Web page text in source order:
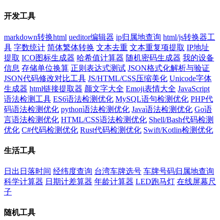
开发工具
markdown转换html ueditor编辑器 ip归属地查询 html/js转换器工
具 字数统计 简体繁体转换 文本去重 文本重复项提取 IP地址
提取 ICO图标生成器 哈希值计算器 随机密码生成器 我的设备
信息 存储单位换算 正则表达式测试 JSON格式化解析与验证
JSON代码修改对比工具 JS/HTML/CSS压缩美化 Unicode字体
生成器 html链接提取器 颜文字大全 Emoji表情大全 JavaScript
语法检测工具 ES6语法检测优化 MySQL语句检测优化 PHP代
码语法检测优化 python语法检测优化 Java语法检测优化 Go语
言语法检测优化 HTML/CSS语法检测优化 Shell/Bash代码检测
优化 C#代码检测优化 Rust代码检测优化 Swift/Kotlin检测优化
生活工具
日出日落时间 经纬度查询 台湾车牌选号 车牌号码归属地查询
科学计算器 日期计差算器 年龄计算器 LED跑马灯 在线屏幕尺
子
随机工具